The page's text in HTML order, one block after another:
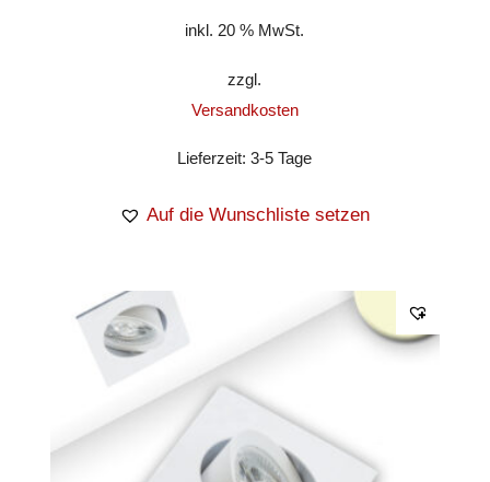
inkl. 20 % MwSt.
zzgl.
Versandkosten
Lieferzeit:3-5 Tage
Auf die Wunschliste setzen